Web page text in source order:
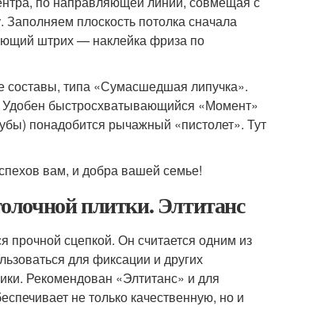
плоскость потолка сначала
штрих — наклейка фриза по
составы, типа «Сумасшедшая липучка».
быстросхватывающийся «Момент»
понадобится рычажный «пистолет». Тут
вам, и добра вашей семье!
плитки. Элтитанс
сцепкой. Он считается одним из
для фиксации и других
Рекомендован «Элтитанс» и для
не только качественную, но и